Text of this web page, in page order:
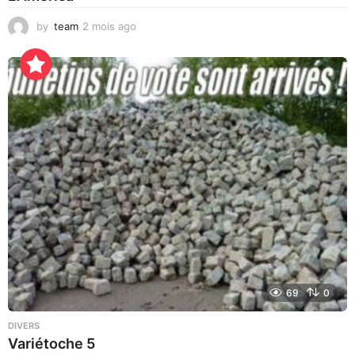
by team 2 mois ago
u
r
s
a
g
o
69 0
DIVERS
Variétoche 5